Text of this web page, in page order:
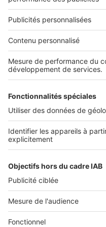
Nous recrutons
NOS APPLICATIONS
Découvrez nos applications
Tous nos services pro
Accès client
Mes annonces sur SeLoger
À DÉCOUVRIR
Tout l'immobilier
Toutes les villes
Tous les départements
Toutes les régions